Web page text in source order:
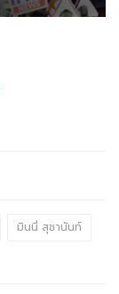
มินนี่ สุชานันท์